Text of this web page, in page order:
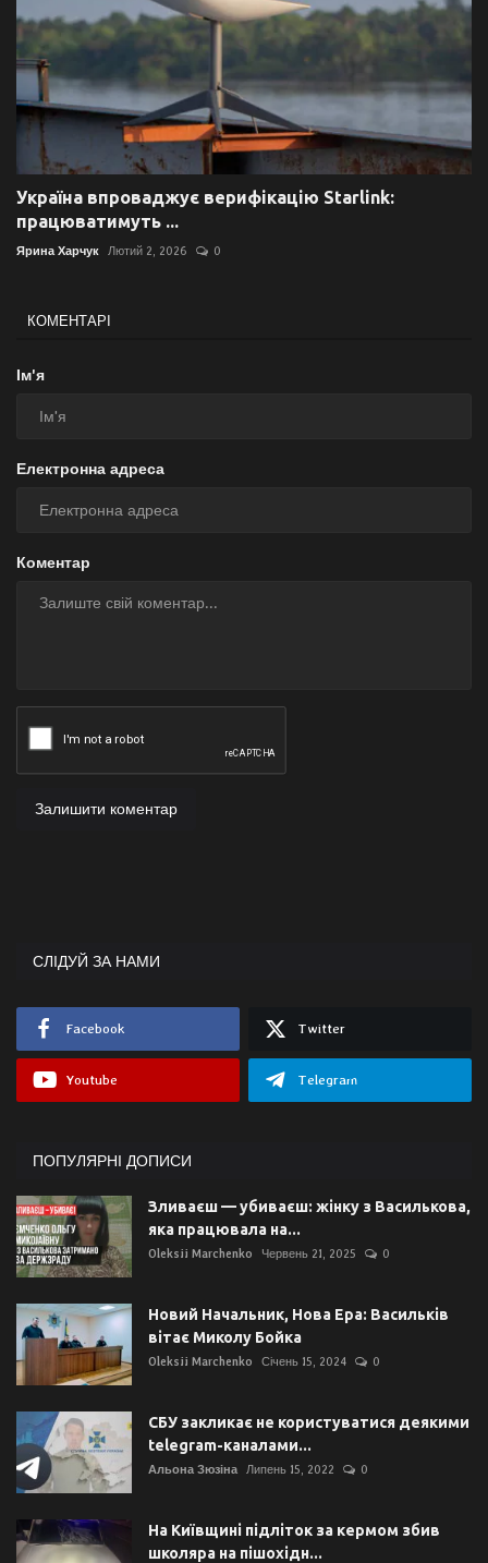
Україна впроваджує верифікацію Starlink:
працюватимуть ...
Ярина Харчук Лютий 2, 2026 0
КОМЕНТАРІ
Ім'я
Електронна адреса
Коментар
Залишити коментар
СЛІДУЙ ЗА НАМИ
Facebook Twitter
Youtube Telegram
ПОПУЛЯРНІ ДОПИСИ
Зливаєш — убиваєш: жінку з Василькова,
яка працювала на...
Oleksii Marchenko Червень 21, 2025 0
Новий Начальник, Нова Ера: Васильків
вітає Миколу Бойка
Oleksii Marchenko Січень 15, 2024 0
СБУ закликає не користуватися деякими
telegram-каналами...
Альона Зюзіна Липень 15, 2022 0
На Київщині підліток за кермом збив
школяра на пішохідн...